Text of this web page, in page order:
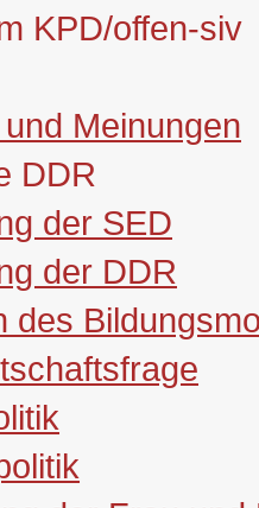
KPD/offen-siv
Meinungen
DDR
der SED
der DDR
des